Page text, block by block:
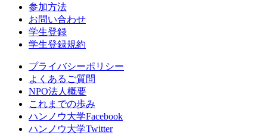
参加方法
お問い合わせ
学生登録
学生登録規約
プライバシーポリシー
よくあるご質問
NPO法人概要
これまでの歩み
ハンノウ大学Facebook
ハンノウ大学Twitter